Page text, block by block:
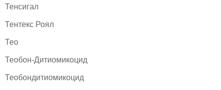
Тенсигал
Тентекс Роял
Тео
Теобон-Дитиомикоцид
Теобондитиомикоцид